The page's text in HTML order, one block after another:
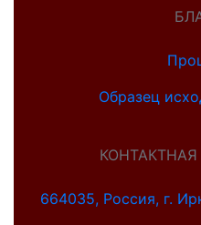
Образец
664035, Россия, г.